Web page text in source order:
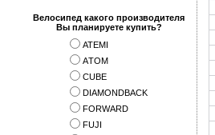
Велосипед какого производителя
Вы планируете купить?
ATEMI
АTOM
CUBE
DIAMONDBACK
FORWARD
FUJI